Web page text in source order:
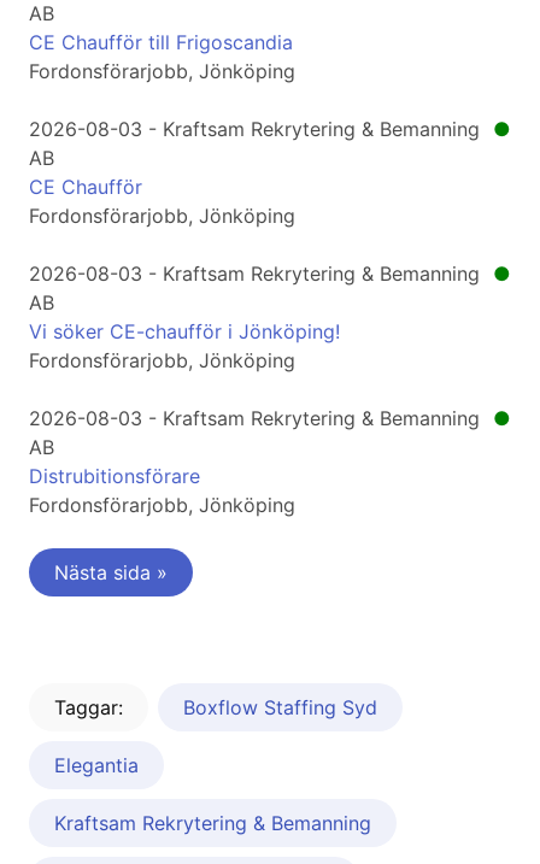
AB
CE Chaufför till Frigoscandia
Fordonsförarjobb, Jönköping
●
2026-08-03 - Kraftsam Rekrytering & Bemanning
AB
CE Chaufför
Fordonsförarjobb, Jönköping
●
2026-08-03 - Kraftsam Rekrytering & Bemanning
AB
Vi söker CE-chaufför i Jönköping!
Fordonsförarjobb, Jönköping
●
2026-08-03 - Kraftsam Rekrytering & Bemanning
AB
Distrubitionsförare
Fordonsförarjobb, Jönköping
Nästa sida »
Taggar: Boxflow Staffing Syd
Elegantia
Kraftsam Rekrytering & Bemanning